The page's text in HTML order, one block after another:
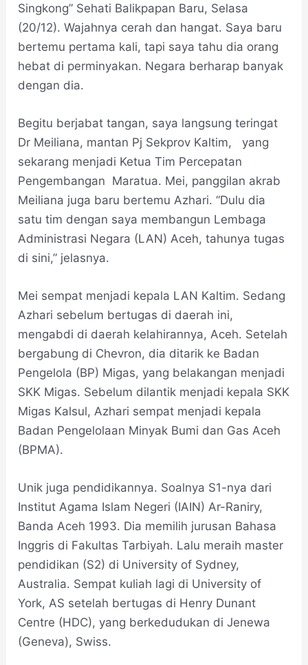
Singkong” Sehati Balikpapan Baru, Selasa
(20/12). Wajahnya cerah dan hangat. Saya baru
bertemu pertama kali, tapi saya tahu dia orang
hebat di perminyakan. Negara berharap banyak
dengan dia.
Begitu berjabat tangan, saya langsung teringat
Dr Meiliana, mantan Pj Sekprov Kaltim, yang
sekarang menjadi Ketua Tim Percepatan
Pengembangan Maratua. Mei, panggilan akrab
Meiliana juga baru bertemu Azhari. “Dulu dia
satu tim dengan saya membangun Lembaga
Administrasi Negara (LAN) Aceh, tahunya tugas
di sini,” jelasnya.
Mei sempat menjadi kepala LAN Kaltim. Sedang
Azhari sebelum bertugas di daerah ini,
mengabdi di daerah kelahirannya, Aceh. Setelah
bergabung di Chevron, dia ditarik ke Badan
Pengelola (BP) Migas, yang belakangan menjadi
SKK Migas. Sebelum dilantik menjadi kepala SKK
Migas Kalsul, Azhari sempat menjadi kepala
Badan Pengelolaan Minyak Bumi dan Gas Aceh
(BPMA).
Unik juga pendidikannya. Soalnya S1-nya dari
Institut Agama Islam Negeri (IAIN) Ar-Raniry,
Banda Aceh 1993. Dia memilih jurusan Bahasa
Inggris di Fakultas Tarbiyah. Lalu meraih master
pendidikan (S2) di University of Sydney,
Australia. Sempat kuliah lagi di University of
York, AS setelah bertugas di Henry Dunant
Centre (HDC), yang berkedudukan di Jenewa
(Geneva), Swiss.